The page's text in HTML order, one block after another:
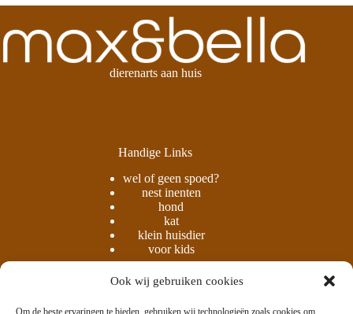
Ook wij gebruiken cookies
Om de beste ervaringen te bieden, gebruiken wij technologieën zoals cookies om
dierenarts aan huis
Handige Links
wel of geen spoed?
nest inenten
hond
kat
klein huisdier
voor kids